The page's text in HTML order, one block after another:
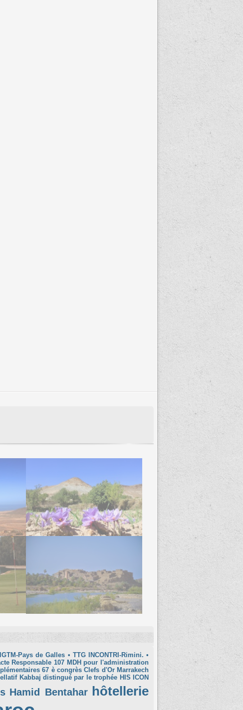
Pays de Galles • TTG INCONTRI-Rimini. •
Responsable 107 MDH pour l'administration
67 è congrès Clefs d'Or Marrakech
Kabbaj distingué par le trophée HIS ICON
Hamid Bentahar hôtellerie